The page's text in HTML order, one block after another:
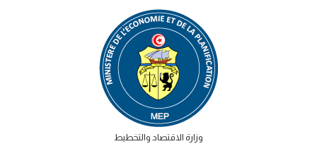
وزارة الاقتصاد والتخطيط